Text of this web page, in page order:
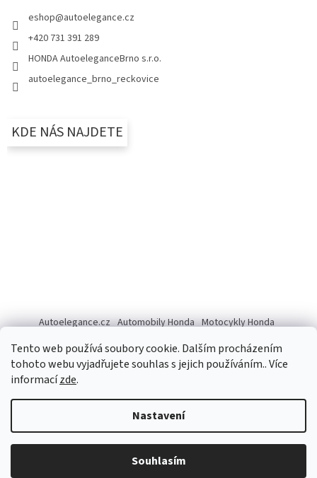
Tento web používá soubory cookie. Dalším procházením
tohoto webu vyjadřujete souhlas s jejich používáním.. Více
informacízde.
Nastavení
Souhlasím
eshop@autoelegance.cz
+420 731 391 289
HONDA AutoeleganceBrno s.r.o.
autoelegance_brno_reckovice
KDE NÁS NAJDETE
Autoelegance.cz Automobily Honda Motocykly Honda
Copyright 2026Autoelegance Brno s.r.o.. Všechna práva
vyhrazena.